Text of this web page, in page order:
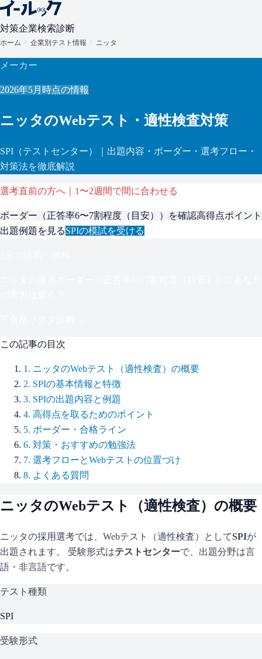
対策企業検索診断
ホーム 企業別テスト情報 ニッタ
メーカー
2026年5月 時点の情報
ニッタのWebテスト・適性検査対策
SPI （テストセンター）
｜出題内容・ボーダー・選考フロー・
対策法を徹底解説
選考直前の方へ｜1〜2週間で間に合わせる
ボーダー（正答率6〜7割程度（目安） ）を確認高得点ポイント
出題例題を見るSPIの模試を受ける
この記事の目次
1 . ニッタのWebテスト（適性検査）の概要
2. SPIの基本情報と特徴
3. SPIの出題内容と例題
4. 高得点を取るためのポイント
5. ボーダー・合格ライン
6. 対策・おすすめの勉強法
7. 選考フローとWebテストの位置づけ
8. よくある質問
ニッタのWebテスト（適性検査）の概要
ニッタの採用選考では、Webテスト（適性検査）としてSPIが
出題されます。 受験形式はテストセンターで、 出題分野は言
語・非言語です。
テスト種類
SPI
受験形式